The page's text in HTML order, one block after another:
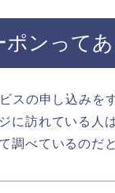
ンってあ
スの申し込みを
に訪れている人
調べているのだ